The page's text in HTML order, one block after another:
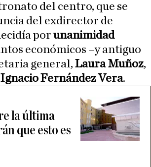
del centro, que se
del exdirector de
por unanimidad
económicos –y antiguo
general, Laura Muñoz,
Fernández Vera.
la última
que esto es